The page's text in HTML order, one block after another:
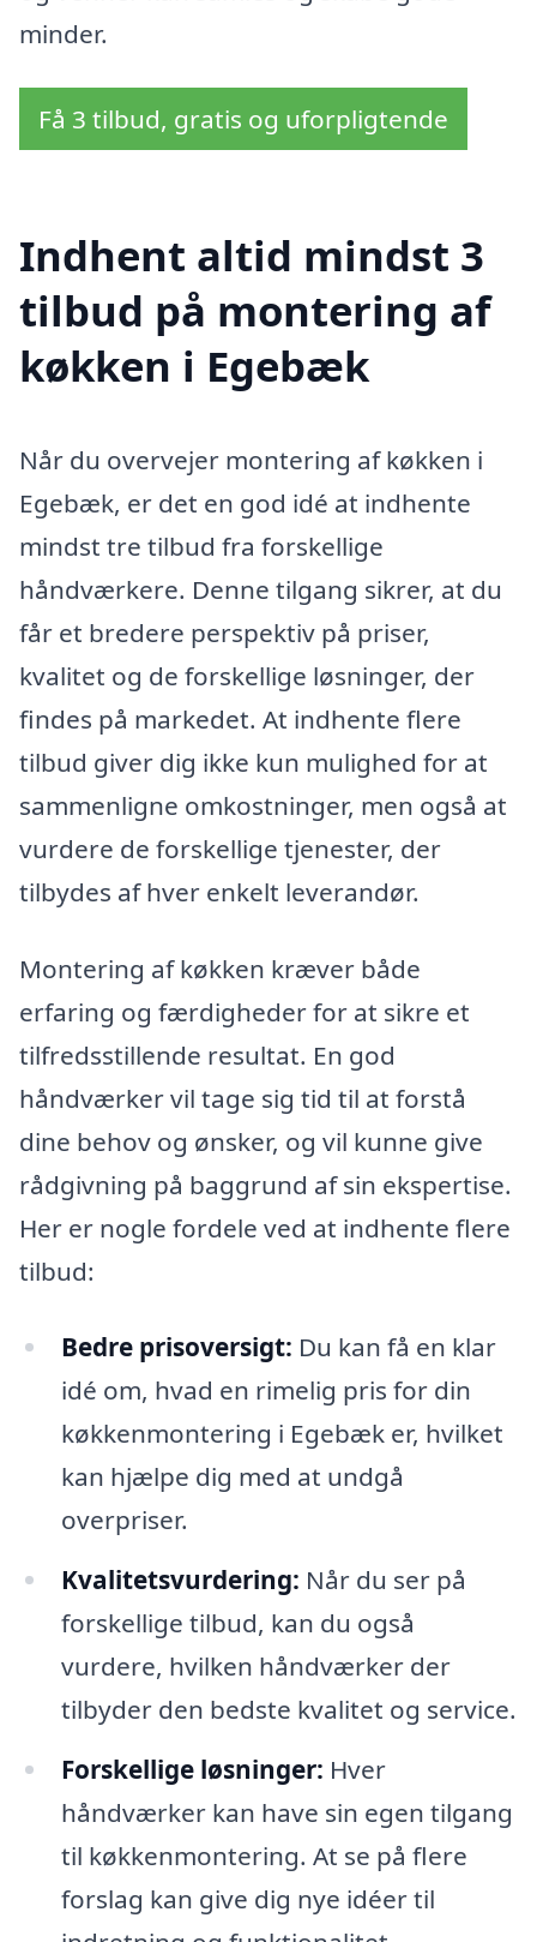
minder.
Få 3 tilbud, gratis og uforpligtende
Indhent altid mindst 3
tilbud på montering af
køkken i Egebæk
Når du overvejer montering af køkken i
Egebæk, er det en god idé at indhente
mindst tre tilbud fra forskellige
håndværkere. Denne tilgang sikrer, at du
får et bredere perspektiv på priser,
kvalitet og de forskellige løsninger, der
findes på markedet. At indhente flere
tilbud giver dig ikke kun mulighed for at
sammenligne omkostninger, men også at
vurdere de forskellige tjenester, der
tilbydes af hver enkelt leverandør.
Montering af køkken kræver både
erfaring og færdigheder for at sikre et
tilfredsstillende resultat. En god
håndværker vil tage sig tid til at forstå
dine behov og ønsker, og vil kunne give
rådgivning på baggrund af sin ekspertise.
Her er nogle fordele ved at indhente flere
tilbud:
Bedre prisoversigt: Du kan få en klar
idé om, hvad en rimelig pris for din
køkkenmontering i Egebæk er, hvilket
kan hjælpe dig med at undgå
overpriser.
Kvalitetsvurdering: Når du ser på
forskellige tilbud, kan du også
vurdere, hvilken håndværker der
tilbyder den bedste kvalitet og service.
Forskellige løsninger: Hver
håndværker kan have sin egen tilgang
til køkkenmontering. At se på flere
forslag kan give dig nye idéer til